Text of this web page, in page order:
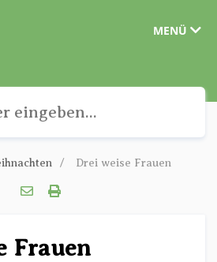
MENÜ
Drei weise Frauen
Frauen